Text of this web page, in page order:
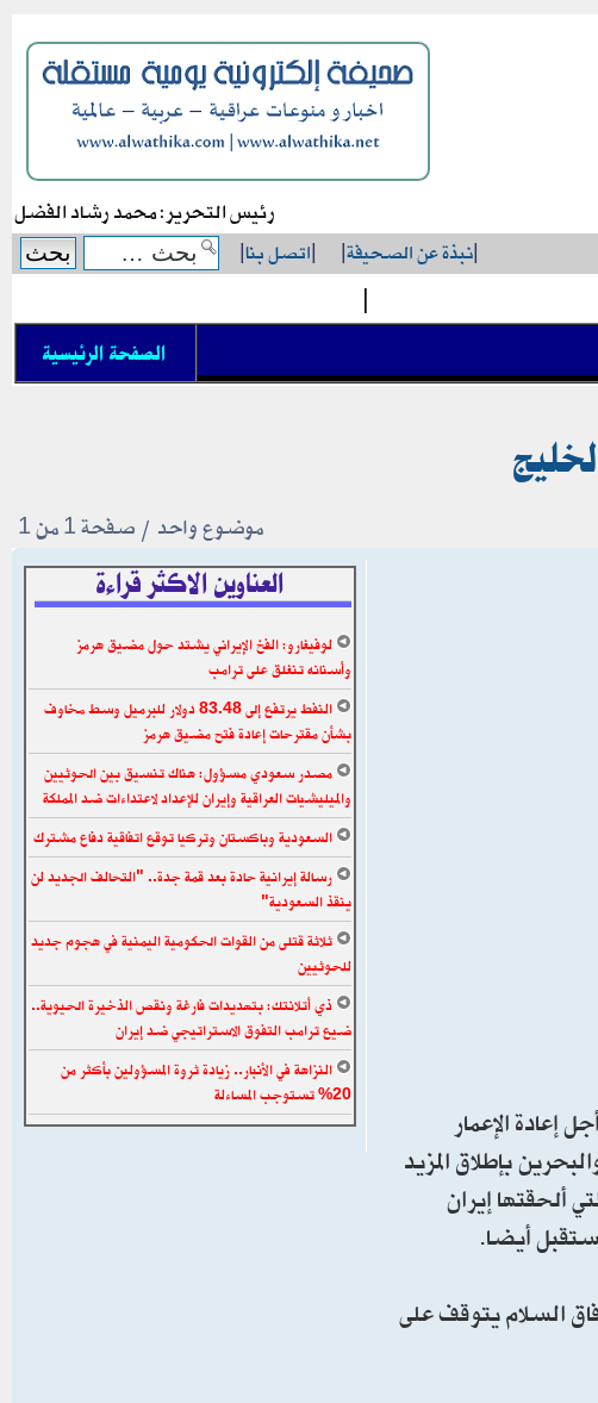
رئيس التحرير: محمد رشاد الفضل
|نبذة عن الصحيفة|
|اتصل بنا|
|
الصفحة الرئيسية
موضوع واحد • صفحة1من1
الإعمار
بإطلاق المزيد
ألحقتها إيران
أيضا.
السلام يتوقف على
العناوين الاكثر قراءة
لوفيغارو: الفخ الإيراني يشتد حول مضيق هرمز
وأسنانه تنغلق على ترامب
النفط يرتفع إلى 83.48 دولار للبرميل وسط مخاوف
بشأن مقترحات إعادة فتح مضيق هرمز
مصدر سعودي مسؤول: هناك تنسيق بين الحوثيين
والميليشيات العراقية وإيران للإعداد لاعتداءات ضد المملكة
السعودية وباكستان وتركيا توقع اتفاقية دفاع مشترك
رسالة إيرانية حادة بعد قمة جدة.. "التحالف الجديد لن
ينقذ السعودية"
ثلاثة قتلى من القوات الحكومية اليمنية في هجوم جديد
للحوثيين
ذي أتلانتك: بتهديدات فارغة ونقص الذخيرة الحيوية..
ضيع ترامب التفوق الاستراتيجي ضد إيران
النزاهة في الأنبار.. زيادة ثروة المسؤولين بأكثر من
20% تستوجب المساءلة